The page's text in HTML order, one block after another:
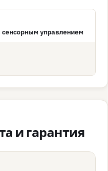
управлением
и гарантия